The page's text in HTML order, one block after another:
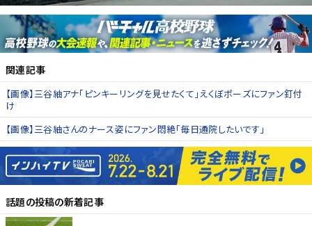
関連記事
【画像】三谷紬アナ「ピンキーリングを見せたくて」えくぼポーズにファン釘付
け
【画像】三谷紬さんのナース姿にファン悶絶「毎日通院したいです」
話題の投稿の新着記事